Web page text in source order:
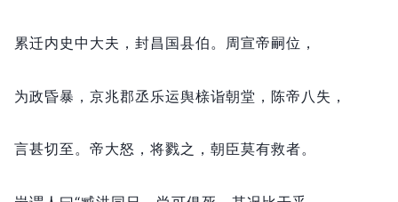
累迁内史中大夫， 封昌国县伯。 周宣帝嗣位，
为政昏暴， 京兆郡丞乐运舆榇诣朝堂， 陈帝八失，
言甚切至。 帝大怒， 将戮之， 朝臣莫有救者。